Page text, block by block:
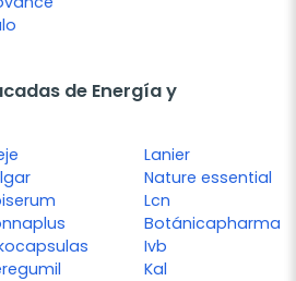
de Energía y
Lanier
Nature essential
Lcn
Botánicapharma
Ivb
Kal